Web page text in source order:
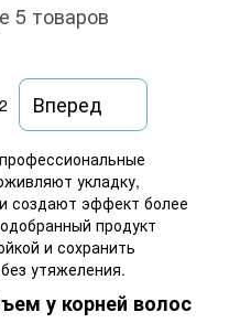
5 товаров
Вперед
укладку,
создают эффект более
продукт
и сохранить
утяжеления.
у корней волос